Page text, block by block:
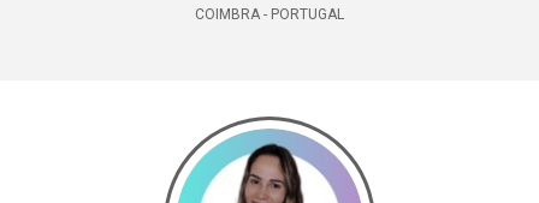
COIMBRA - PORTUGAL